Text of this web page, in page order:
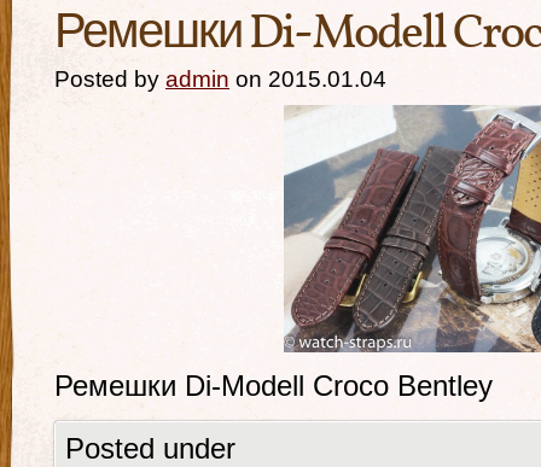
Ремешки Di-Modell
Posted by admin on 2015.01.04
Ремешки Di-Modell Croco Bentley
Posted under